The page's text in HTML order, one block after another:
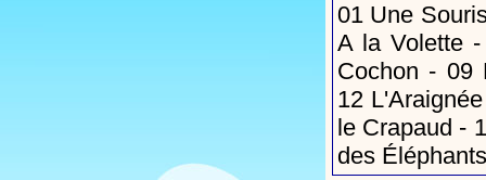
01 Une
A la Volette-
Cochon - 09
12 L'Araignée
le Crapaud -
des Éléphants